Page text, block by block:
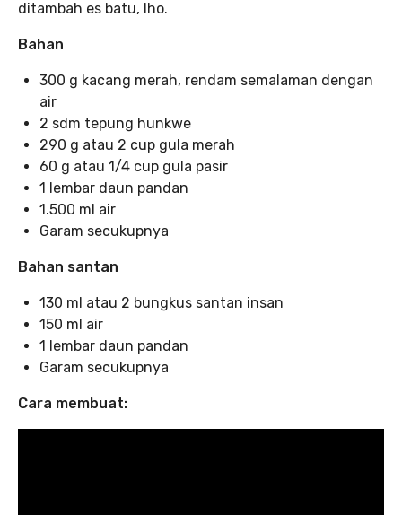
ditambah es batu, lho.
Bahan
300 g kacang merah, rendam semalaman dengan
air
2 sdm tepung hunkwe
290 g atau 2 cup gula merah
60 g atau 1/4 cup gula pasir
1 lembar daun pandan
1.500 ml air
Garam secukupnya
Bahan santan
130 ml atau 2 bungkus santan insan
150 ml air
1 lembar daun pandan
Garam secukupnya
Cara membuat: